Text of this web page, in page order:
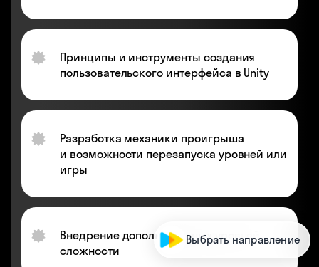
Принципы и инструменты создания
пользовательского интерфейса в Unity
Разработка механики проигрыша
и возможности перезапуска уровней или
игры
Внедрение дополнительных уровней
сложности
Выбрать направление